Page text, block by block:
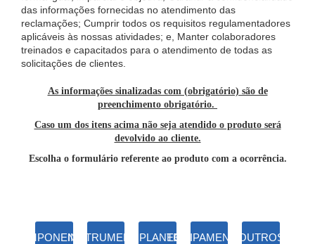
das informações fornecidas no atendimento das
reclamações; Cumprir todos os requisitos regulamentadores
aplicáveis às nossas atividades; e, Manter colaboradores
treinados e capacitados para o atendimento de todas as
solicitações de clientes.
As informações sinalizadas com (obrigatório) são de
preenchimento obrigatório.
Caso um dos itens acima não seja atendido o produto será
devolvido ao cliente.
Escolha o formulário referente ao produto com a ocorrência.
COMPONENTESINSTRUMENTAIMPLANTESEQUIPAMENTOSOUTROS